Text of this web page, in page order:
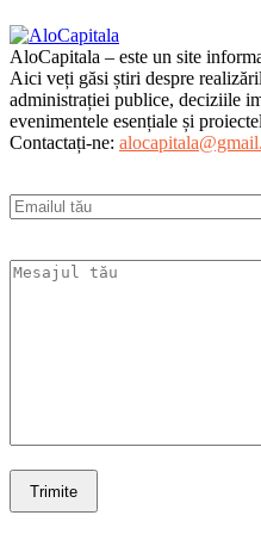
AloCapitala – este un site
Aici veți găsi știri despre
administrației publice, deciziile
evenimentele esențiale și
Contactați-ne: